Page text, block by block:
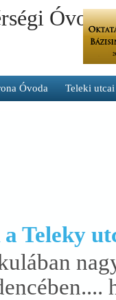
Óvoda
Óvoda Teleki
Teleky